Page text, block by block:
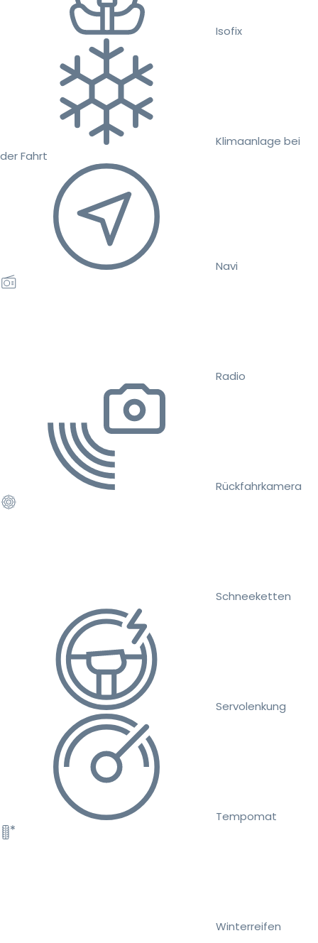
Isofix
Klimaanlage bei
der Fahrt
Navi
Radio
Rückfahrkamera
Schneeketten
Servolenkung
Tempomat
Winterreifen